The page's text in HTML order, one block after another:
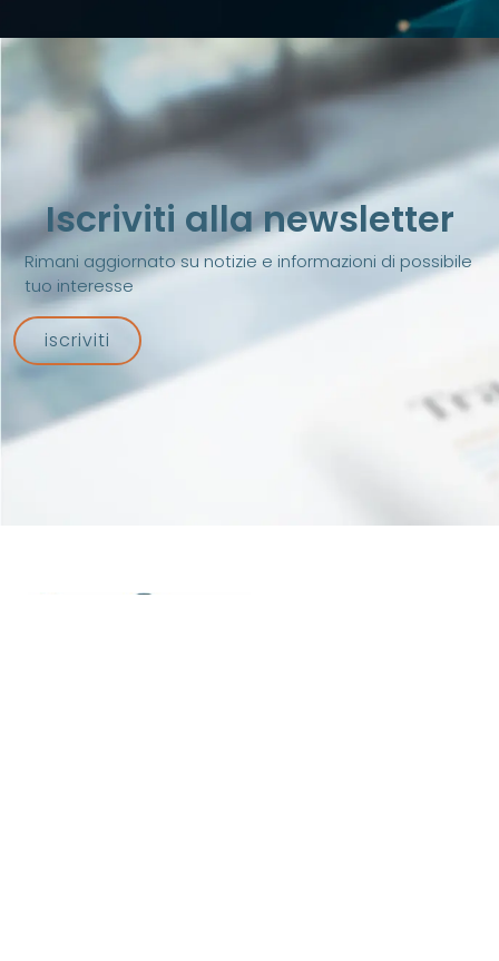
Iscriviti alla newsletter
Rimani aggiornato su notizie e informazioni di possibile
tuo interesse
iscriviti